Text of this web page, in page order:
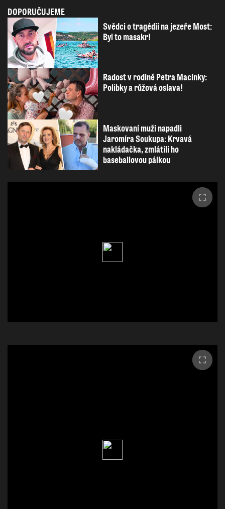
DOPORUČUJEME
Svědci o tragédii na jezeře Most:
Byl to masakr!
Radost v rodině Petra Macinky:
Polibky a růžová oslava!
Maskovaní muži napadli
Jaromíra Soukupa: Krvavá
nakládačka, zmlátili ho
baseballovou pálkou